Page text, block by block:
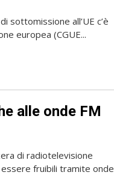
sottomissione all’UE c’è
europea (CGUE...
alle onde FM
di radiotelevisione
fruibili tramite onde